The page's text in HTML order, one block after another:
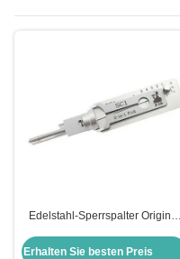
Edelstahl-Sperrspalter Original
Erhalten Sie besten Preis